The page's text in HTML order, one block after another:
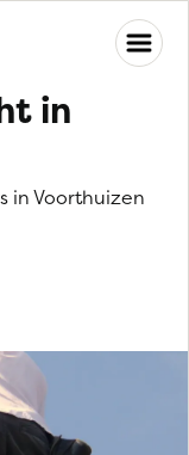
in
in Voorthuizen